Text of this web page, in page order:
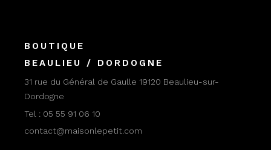
BOUTIQUE
BEAULIEU / DORDOGNE
31 rue du Général de Gaulle 19120 Beaulieu-sur-
Dordogne
Tel : 05 55 91 06 10
contact@maisonlepetit.com